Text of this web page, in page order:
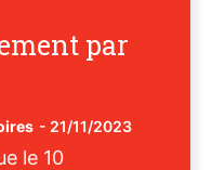
par
- 21/11/2023
le 10